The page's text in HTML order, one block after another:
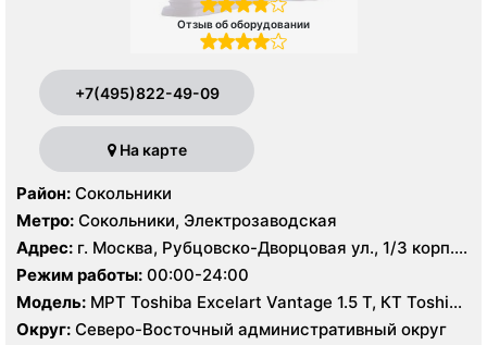
Отзыв об оборудовании
+7(495)822-49-09
На карте
Район: Сокольники
Метро: Сокольники, Электрозаводская
Адрес: г. Москва, Рубцовско-Дворцовая ул., 1/3 корп.
2А
Режим работы: 00:00-24:00
Модель: МРТ Toshiba Excelart Vantage 1.5 Т, КТ Toshiba
Aquilion 64 среза, УЗИ
Округ: Северо-Восточный административный округ